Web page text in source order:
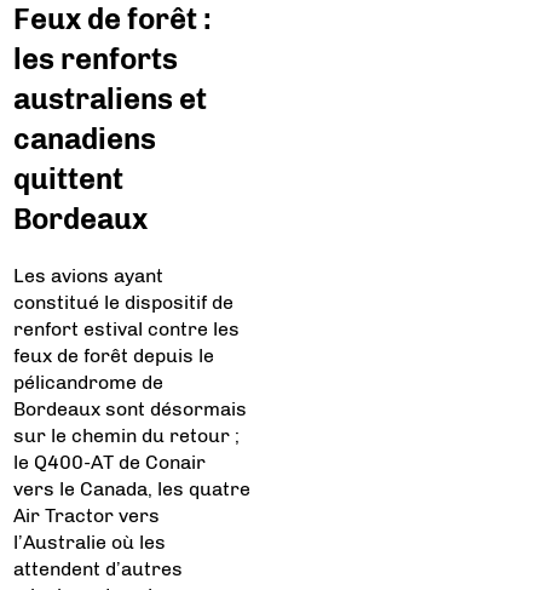
Feux de forêt :
les renforts
australiens et
canadiens
quittent
Bordeaux
Les avions ayant
constitué le dispositif de
renfort estival contre les
feux de forêt depuis le
pélicandrome de
Bordeaux sont désormais
sur le chemin du retour ;
le Q400-AT de Conair
vers le Canada, les quatre
Air Tractor vers
l’Australie où les
attendent d’autres